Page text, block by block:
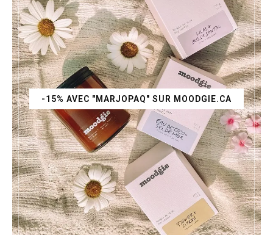
-15% AVEC "MARJOPAQ" SUR MOODGIE.CA